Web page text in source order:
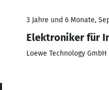
3 Jahre und 6 Monate,
Elektroniker für
Loewe Technology GmbH